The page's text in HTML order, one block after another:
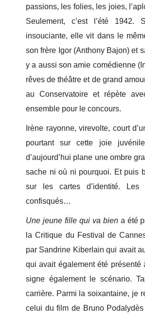
passions, les folies, les joies,
Seulement, c’est l’été 1942.
insouciante, elle vit dans le
son frère Igor (Anthony Bajon) et
y a aussi son amie comédienne
rêves de théâtre et de grand
au Conservatoire et répète
ensemble pour le concours.
Irène rayonne, virevolte, court
pourtant sur cette joie
d’aujourd’hui plane une ombre
sache ni où ni pourquoi. Et puis
sur les cartes d’identité. Les
confisqués…
Une jeune fille qui va biena été
la Critique du Festival de
par Sandrine Kiberlain qui avait
qui avait également été
signe également le scénario.
carrière. Parmi la soixantaine, je
celui du film de Bruno Podalydès